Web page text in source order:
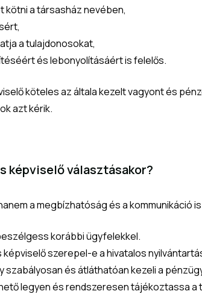
a társasház nevében,
a tulajdonosokat,
és lebonyolításáért is felelős.
köteles az általa kezelt vagyont és
azt kérik.
képviselő választásakor?
a megbízhatóság és a
korábbi ügyfelekkel.
képviselő szerepel-e a hivatalos
szabályosan és átláthatóan kezeli a
legyen és rendszeresen tájékoztassa a